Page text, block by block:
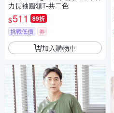
力長袖圓領T-共二色
$511 89折
挑戰低價 券
加入購物車